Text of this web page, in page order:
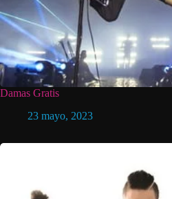
Damas Gratis
23 mayo, 2023